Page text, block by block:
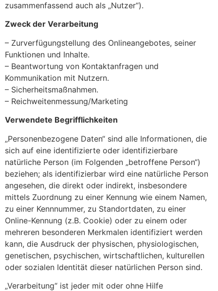
zusammenfassend auch als „Nutzer“).
Zweck der Verarbeitung
– Zurverfügungstellung des Onlineangebotes, seiner
Funktionen und Inhalte.
– Beantwortung von Kontaktanfragen und
Kommunikation mit Nutzern.
– Sicherheitsmaßnahmen.
– Reichweitenmessung/Marketing
Verwendete Begrifflichkeiten
„Personenbezogene Daten“ sind alle Informationen, die
sich auf eine identifizierte oder identifizierbare
natürliche Person (im Folgenden „betroffene Person“)
beziehen; als identifizierbar wird eine natürliche Person
angesehen, die direkt oder indirekt, insbesondere
mittels Zuordnung zu einer Kennung wie einem Namen,
zu einer Kennnummer, zu Standortdaten, zu einer
Online-Kennung (z.B. Cookie) oder zu einem oder
mehreren besonderen Merkmalen identifiziert werden
kann, die Ausdruck der physischen, physiologischen,
genetischen, psychischen, wirtschaftlichen, kulturellen
oder sozialen Identität dieser natürlichen Person sind.
„Verarbeitung“ ist jeder mit oder ohne Hilfe